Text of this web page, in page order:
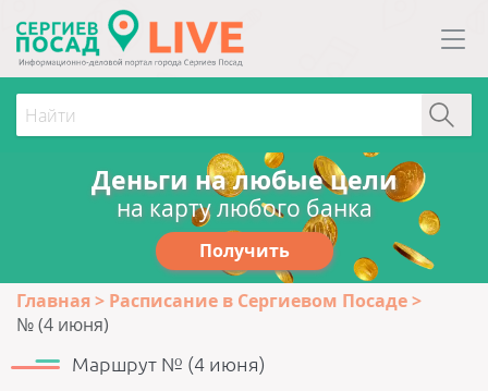
Деньги на любые цели
на карту любого банка
Получить
Главная
Расписание в Сергиевом Посаде
№ (4 июня)
Маршрут № (4 июня)